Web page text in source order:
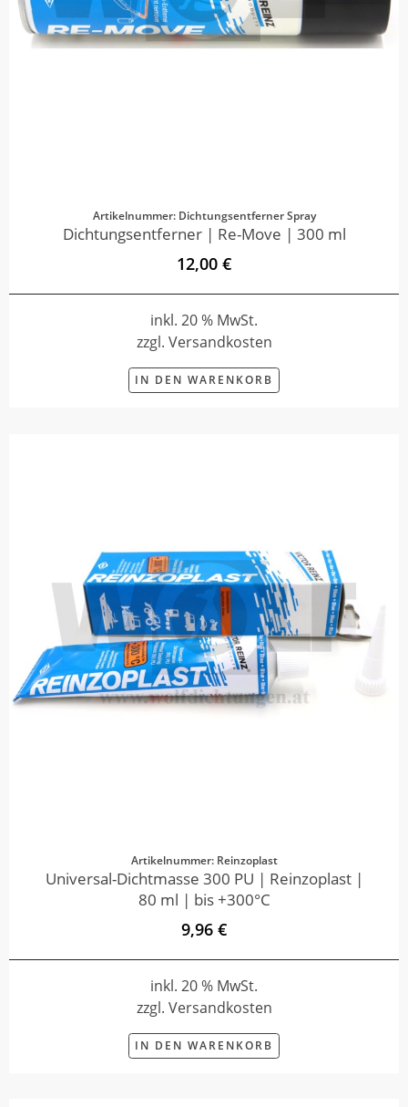
Artikelnummer: Dichtungsentferner Spray
Dichtungsentferner | Re-Move | 300 ml
12,00 €
inkl. 20 % MwSt.
zzgl. Versandkosten
IN DEN WARENKORB
Artikelnummer: Reinzoplast
Universal-Dichtmasse 300 PU | Reinzoplast |
80 ml | bis +300°C
9,96 €
inkl. 20 % MwSt.
zzgl. Versandkosten
IN DEN WARENKORB